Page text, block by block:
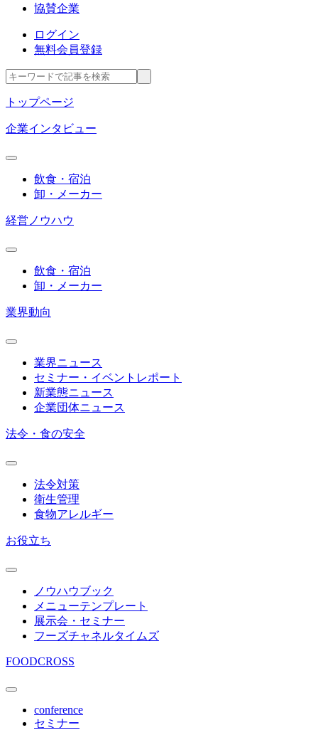
協賛企業
ログイン
無料会員登録
トップページ
企業インタビュー
飲食・宿泊
卸・メーカー
経営ノウハウ
飲食・宿泊
卸・メーカー
業界動向
業界ニュース
セミナー・イベントレポート
新業態ニュース
企業団体ニュース
法令・食の安全
法令対策
衛生管理
食物アレルギー
お役立ち
ノウハウブック
メニューテンプレート
展示会・セミナー
フーズチャネルタイムズ
FOODCROSS
conference
セミナー